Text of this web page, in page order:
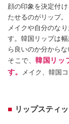
顔の印象を決定付
たせるのがリップ。
メイクや自分のな
す。韓国リップは
ら良いのか分から
そこで、韓国リッ
す。
メイク、韓国
リップスティ